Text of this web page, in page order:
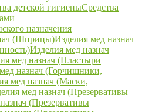
детской гигиеныСредства
назначения
(Шприцы)Изделия мед назнач
Изделия мед назнач
мед назнач (Пластыри
назнач (Горчишники,
мед назнач (Маски,
мед назнач (Презервативы
(Презервативы